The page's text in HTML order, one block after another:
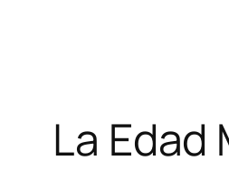
La Edad